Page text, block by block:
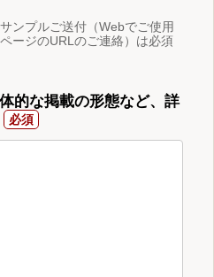
ンプルご送付（Webでご使用
ージのURLのご連絡）は必須
的な掲載の形態など、詳